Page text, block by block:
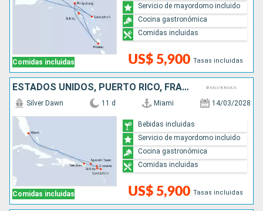
Comidas incluidas US$ 5,900 Tasas incluidas
Servicio de mayordomo incluido
Cocina gastronómica
Comidas incluidas
ESTADOS UNIDOS, PUERTO RICO, FRANCIA, ANTIGUA Y BARBUDA
Comidas incluidas
Silver Dawn 11 d Miami 14/03/2028
US$ 5,900 Tasas incluidas
Bebidas incluidas
Servicio de mayordomo incluido
Cocina gastronómica
Comidas incluidas